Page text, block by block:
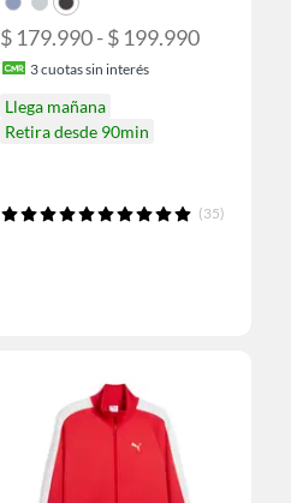
$ 179.990 - $ 199.990
3cuotas sin interés
Llega mañana
Retira desde 90min
(35)